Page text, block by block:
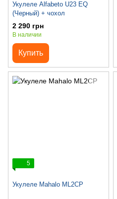
Укулеле Alfabeto U23 EQ
(Черный) + чохол
2 290 грн
В наличии
Купить
5
Укулеле Mahalo ML2CP